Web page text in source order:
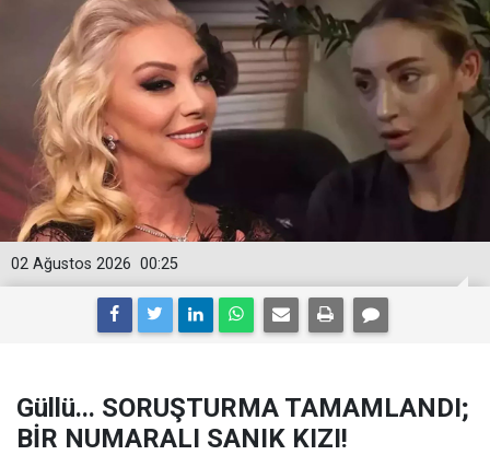
00:25
02 Ağustos 2026
Güllü... SORUŞTURMA TAMAMLANDI;
BİR NUMARALI SANIK KIZI!